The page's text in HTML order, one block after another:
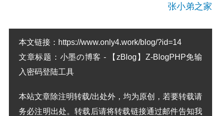
张小弟之家
本文链接： https://www.only4.work/blog/?id=14
文章标题： 小墨の博客 - 【zBlog】Z-BlogPHP免输
入密码登陆工具
本站文章除注明转载/出处外，均为原创，若要转载请
务必注明出处。转载后请将转载链接通过邮件告知我